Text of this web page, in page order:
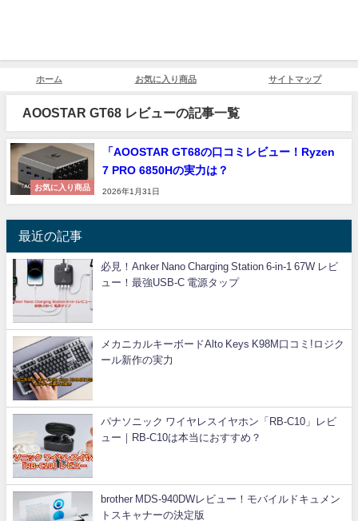
ホーム お気に入り商品 サイトマップ
AOOSTAR GT68 レビューの記事一覧
お気に入り商品
「AOOSTAR GT68の口コミレビュー！Ryzen
7 PRO 6850Hの実力は？
2026年1月31日
最近の記事
必見！Anker Nano Charging Station 6-in-1 67W レビ
ュー！最強USB-C 電源タップ
メカニカルキーボードAlto Keys K98M口コミ!ロジク
ール新作の実力
パナソニック ワイヤレスイヤホン「RB-C10」レビ
ュー｜RB-C10は本当におすすめ？
brother MDS-940DWレビュー！モバイルドキュメン
トスキャナーの決定版